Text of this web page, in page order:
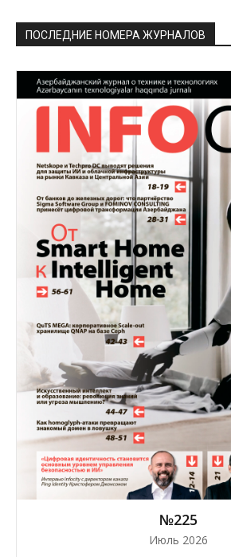
ПОСЛЕДНИЕ НОМЕРА ЖУРНАЛОВ
№225
Июль 2026